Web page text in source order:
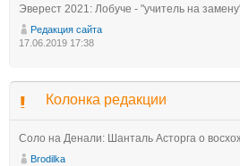
Эверест 2021: Лобуче - "учитель на
Редакция сайта
17.06.2019 17:38
Колонка редакции
Соло на Денали: Шанталь Асторга о
Brodilka